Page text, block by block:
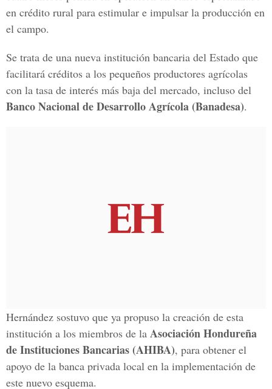
en crédito rural para estimular e impulsar la producción en
el campo.
Se trata de una nueva institución bancaria del Estado que
facilitará créditos a los pequeños productores agrícolas
con la tasa de interés más baja del mercado, incluso del
Banco Nacional de Desarrollo Agrícola (Banadesa).
Hernández sostuvo que ya propuso la creación de esta
institución a los miembros de la Asociación Hondureña
de Instituciones Bancarias (AHIBA), para obtener el
apoyo de la banca privada local en la implementación de
este nuevo esquema.